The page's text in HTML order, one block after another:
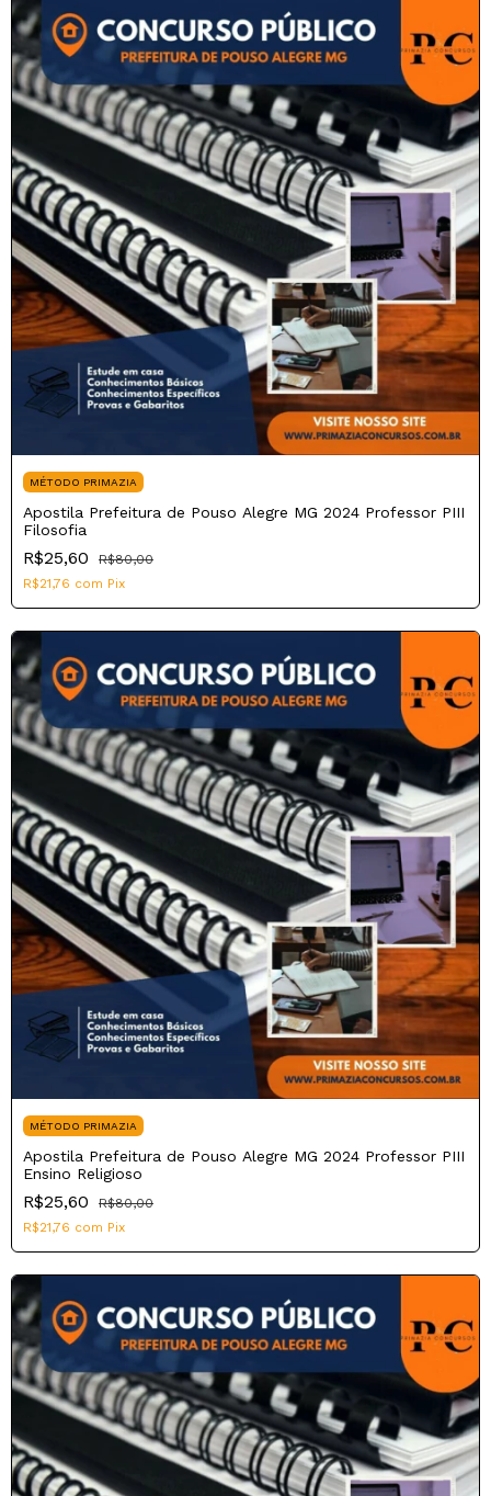
MÉTODO PRIMAZIA
Apostila Prefeitura de Pouso Alegre MG 2024 Professor PIII
Filosofia
R$25,60
R$80,00
R$21,76 com Pix
MÉTODO PRIMAZIA
Apostila Prefeitura de Pouso Alegre MG 2024 Professor PIII
Ensino Religioso
R$25,60
R$80,00
R$21,76 com Pix